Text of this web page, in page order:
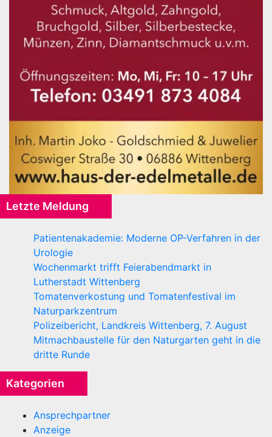
Letzte Meldung
Patientenakademie: Moderne OP-Verfahren in der
Urologie
Wochenmarkt trifft Feierabendmarkt in
Lutherstadt Wittenberg
Tomatenverkostung und Tomatenfestival im
Naturparkzentrum
Polizeibericht, Landkreis Wittenberg, 7. August
Mitmachbaustelle für den Naturgarten geht in die
dritte Runde
Kategorien
Ansprechpartner
Anzeige